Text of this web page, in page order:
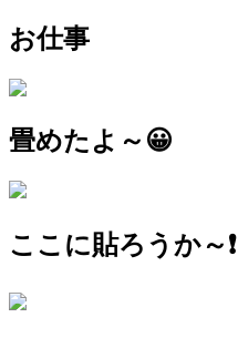
お仕事
畳めたよ～😀
ここに貼ろうか～❗